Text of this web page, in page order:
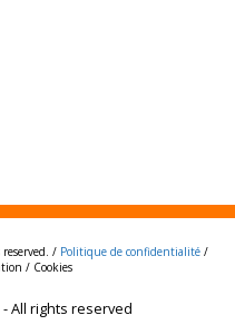
/ Politique de confidentialité /
/ Cookies
All rights reserved